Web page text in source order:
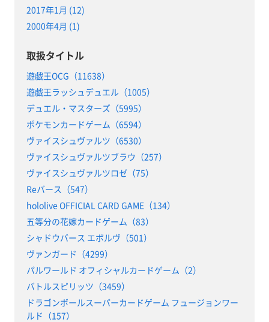
2017年1月 (12)
2000年4月 (1)
取扱タイトル
遊戯王OCG（11638）
遊戯王ラッシュデュエル（1005）
デュエル・マスターズ（5995）
ポケモンカードゲーム（6594）
ヴァイスシュヴァルツ（6530）
ヴァイスシュヴァルツブラウ（257）
ヴァイスシュヴァルツロゼ（75）
Reバース（547）
hololive OFFICIAL CARD GAME（134）
五等分の花嫁カードゲーム（83）
シャドウバース エボルヴ（501）
ヴァンガード（4299）
パルワールド オフィシャルカードゲーム（2）
バトルスピリッツ（3459）
ドラゴンボールスーパーカードゲーム フュージョンワー
ルド（157）